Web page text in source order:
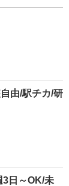
由/駅チカ/研
3日～OK/未